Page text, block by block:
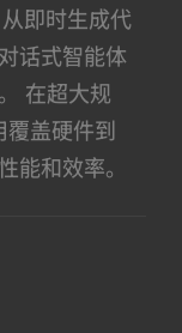
即时生成代
话式智能体
在超大规
覆盖硬件到
能和效率。